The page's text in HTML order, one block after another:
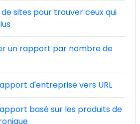
sites pour trouver ceux qui
un rapport par nombre de
d'entreprise vers URL
basé sur les produits de